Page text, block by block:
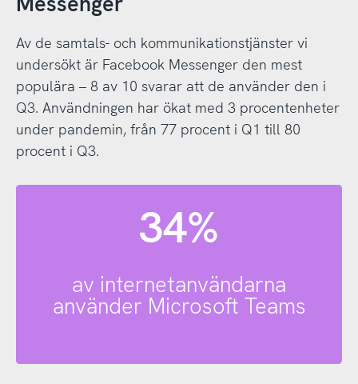
Av de samtals- och kommunikationstjänster vi
undersökt är Facebook Messenger den mest
populära – 8 av 10 svarar att de använder den i
Q3. Användningen har ökat med 3 procentenheter
under pandemin, från 77 procent i Q1 till 80
procent i Q3.
34%
av internetanvändarna
använder Microsoft Teams